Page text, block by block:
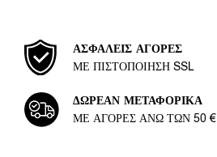
ΑΣΦΑΛΕΊΣ ΑΓΟΡΈΣ
ΜΕ ΠΙΣΤΟΠΟΊΗΣΗ SSL
ΔΩΡΕΆΝ ΜΕΤΑΦΟΡΙΚΆ
ΜΕ ΑΓΟΡΈΣ ΆΝΩ ΤΩΝ 50 €